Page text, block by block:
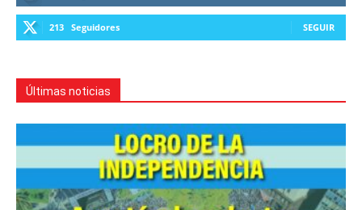
213 Seguidores SEGUIR
Últimas noticias